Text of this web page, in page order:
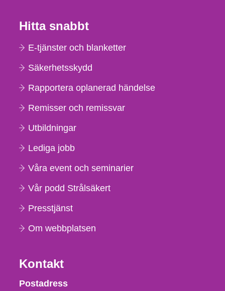
Hitta snabbt
E-tjänster och blanketter
Säkerhetsskydd
Rapportera oplanerad händelse
Remisser och remissvar
Utbildningar
Lediga jobb
Våra event och seminarier
Vår podd Strålsäkert
Presstjänst
Om webbplatsen
Kontakt
Strålsäkerhetsmyndigheten
Postadress